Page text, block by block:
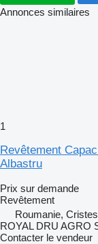
Annonces similaires
1
Revêtement
Albastru
Prix sur demande
Revêtement
Roumanie,
ROYAL DRU AGRO
Contacter le vendeur